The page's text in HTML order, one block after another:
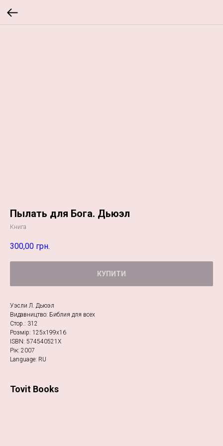
Пылать для Бога. Дьюэл
Книга
300,00 грн.
КУПИТИ
Уэсли Л. Дьюэл
Видавництво: Библия для всех
Стор.: 312
Розмір: 125х199х16
ISBN: 574540521X
Рік: 2007
Language: RU
Tovit Books